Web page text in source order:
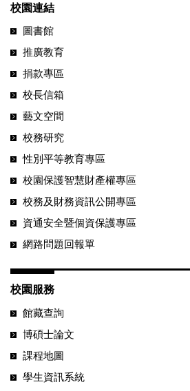
校園連結
圖書館
推廣教育
捐款專區
校長信箱
藝文空間
校務研究
性別平等教育專區
校園保護智慧財產權專區
校務及財務資訊公開專區
資通安全暨個資保護專區
網路問題回報單
校園服務
館藏查詢
博碩士論文
課程地圖
學生資訊系統